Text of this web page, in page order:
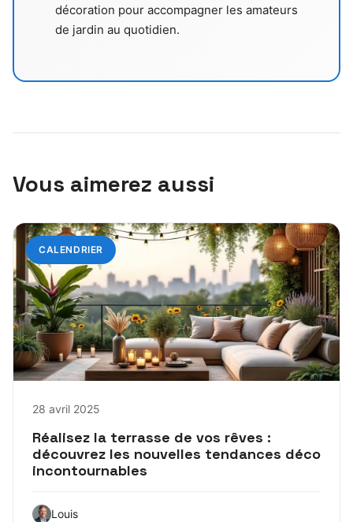
décoration pour accompagner les amateurs
de jardin au quotidien.
Vous aimerez aussi
CALENDRIER
28 avril 2025
Réalisez la terrasse de vos rêves :
découvrez les nouvelles tendances déco
incontournables
Louis